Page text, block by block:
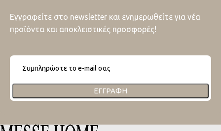
Εγγραφείτε στο newsletter και ενημερωθείτε για νέα
προϊόντα και αποκλειστικές προσφορές!
ΕΓΓΡΑΦΉ